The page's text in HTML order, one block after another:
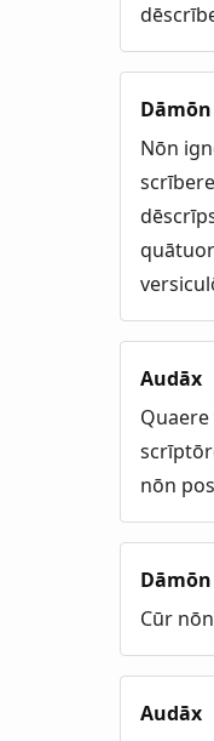
Dāmōn
Nōn
Audāx
nōn
Dāmōn
Cūr
Audāx